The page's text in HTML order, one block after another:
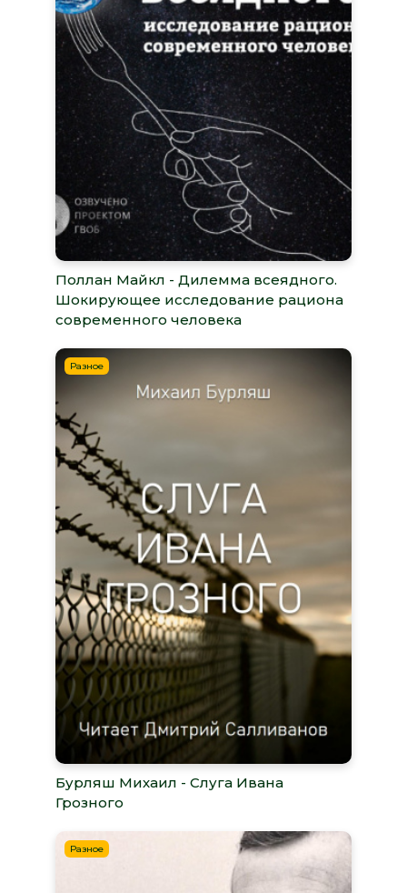
Поллан Майкл - Дилемма всеядного.
Шокирующее исследование рациона
современного человека
Разное
Бурляш Михаил - Слуга Ивана
Грозного
Разное